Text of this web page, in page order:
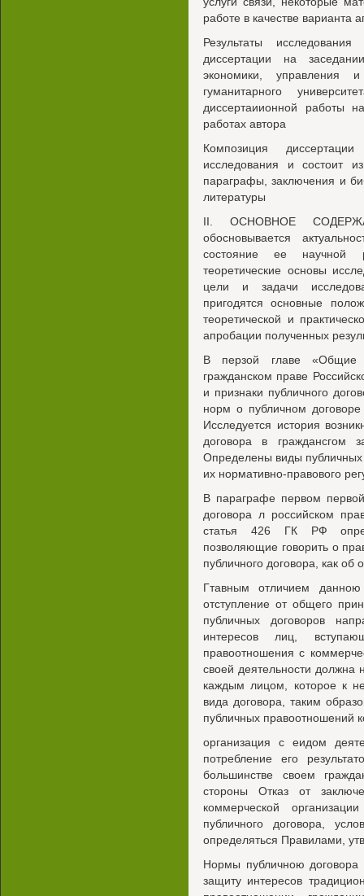
работе в качестве варианта
Результаты
диссертации на
экономики, управления и
гуманитарного
диссертаиионной работы
работах автора
Композиция
исследования и состоит
параграфы, заключения и
литературы
II. ОСНОВНОЕ
обосновывается
состояние ее научной
теоретические основы
цели и задачи
пригодятся основные
теоретической и
апробации полученных
В перзой главе «Общие
гражданском праве
и признаки публичного
норм о публичном
Исследуется история
договора в граждансгом
Определены виды публичных
их нормативно-правового
В параграфе первом
договора л российском
статья 426 ГК РФ
позволяющие говорить о
публичного договора, как об
Гтавным отличием данною
отступление от общего
публичных договоров
интересов лиц,
правоотношения с
своей деятельности должна
каждым лицом, которое к
вида договора, таким
публичных правоотношений
организация с еидом
потребление его
большинстве своем
стороны Отказ от
коммерческой
публичного договора,
определяться Правилами,
Нормы публичною договора
защиту интересов